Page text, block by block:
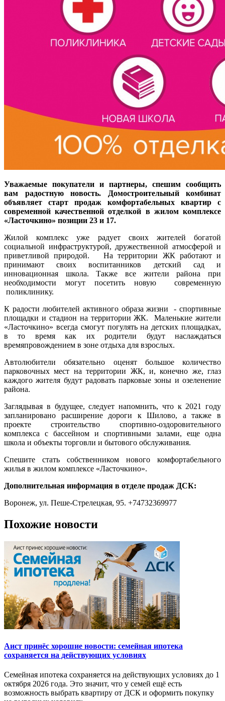
Уважаемые покупатели и партнеры, спешим сообщить
вам радостную новость. Домостроительный комбинат
объявляет старт продаж комфортабельных квартир с
современной качественной отделкой в жилом комплексе
«Ласточкино» позиции 23 и 17.
Жилой комплекс уже радует своих жителей богатой
социальной инфраструктурой, дружественной атмосферой и
приветливой природой. На территории ЖК работают и
принимают своих воспитанников детский сад и
инновационная школа. Также все жители района при
необходимости могут посетить новую современную
поликлинику.
К радости любителей активного образа жизни - спортивные
площадки и стадион на территории ЖК. Маленькие жители
«Ласточкино» всегда смогут погулять на детских площадках,
в то время как их родители будут наслаждаться
времяпровождением в зоне отдыха для взрослых.
Автолюбители обязательно оценят большое количество
парковочных мест на территории ЖК, и, конечно же, глаз
каждого жителя будут радовать парковые зоны и озеленение
района.
Заглядывая в будущее, следует напомнить, что к 2021 году
запланировано расширение дороги к Шилово, а также в
проекте строительство спортивно-оздоровительного
комплекса с бассейном и спортивными залами, еще одна
школа и объекты торговли и бытового обслуживания.
Спешите стать собственником нового комфортабельного
жилья в жилом комплексе «Ласточкино».
Дополнительная информация в отделе продаж ДСК:
Воронеж, ул. Пеше-Стрелецкая, 95. +74732369977
Похожие новости
Аист принёс хорошие новости: семейная ипотека
сохраняется на действующих условиях
Семейная ипотека сохраняется на действующих условиях до 1
октября 2026 года. Это значит, что у семей ещё есть
возможность выбрать квартиру от ДСК и оформить покупку